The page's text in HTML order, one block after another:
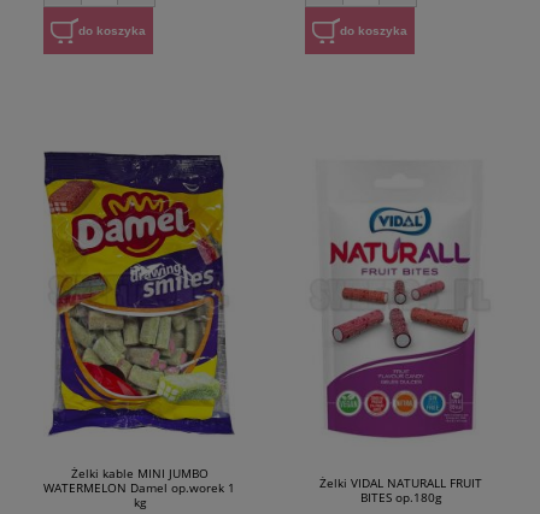
do koszyka do koszyka
Żelki kable MINI JUMBO
WATERMELON Damel op.worek 1
kg
Żelki VIDAL NATURALL FRUIT
BITES op.180g